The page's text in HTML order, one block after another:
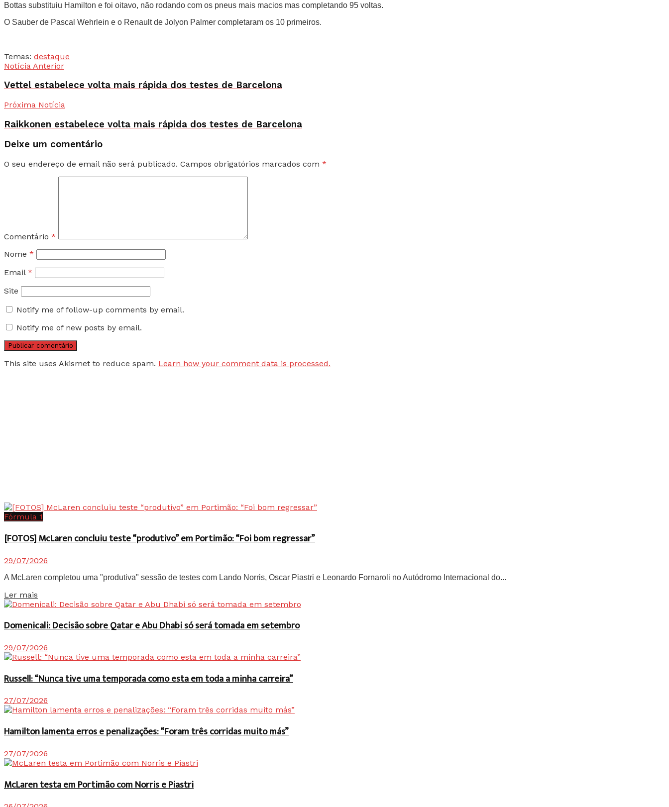
Bottas substituiu Hamilton e foi oitavo, não rodando com os pneus mais macios mas completando 95 voltas.
O Sauber de Pascal Wehrlein e o Renault de Jolyon Palmer completaram os 10 primeiros.
Temas: destaque
Notícia Anterior
Vettel estabelece volta mais rápida dos testes de Barcelona
Próxima Notícia
Raikkonen estabelece volta mais rápida dos testes de Barcelona
Deixe um comentário
O seu endereço de email não será publicado. Campos obrigatórios marcados com *
Comentário *
Nome *
Email *
Site
Notify me of follow-up comments by email.
Notify me of new posts by email.
This site uses Akismet to reduce spam. Learn how your comment data is processed.
Fórmula 1
[FOTOS] McLaren concluiu teste “produtivo” em Portimão: “Foi bom regressar”
29/07/2026
A McLaren completou uma "produtiva" sessão de testes com Lando Norris, Oscar Piastri e Leonardo Fornaroli no Autódromo Internacional do...
Ler mais
Domenicali: Decisão sobre Qatar e Abu Dhabi só será tomada em setembro
29/07/2026
Russell: “Nunca tive uma temporada como esta em toda a minha carreira”
27/07/2026
Hamilton lamenta erros e penalizações: “Foram três corridas muito más”
27/07/2026
McLaren testa em Portimão com Norris e Piastri